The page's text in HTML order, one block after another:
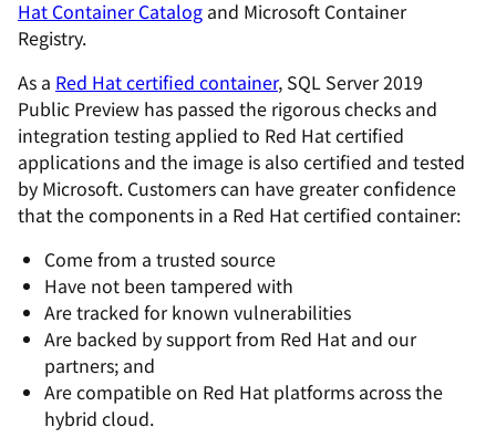
Hat Container Catalog and Microsoft Container
Registry.
As a Red Hat certified container, SQL Server 2019
Public Preview has passed the rigorous checks and
integration testing applied to Red Hat certified
applications and the image is also certified and tested
by Microsoft. Customers can have greater confidence
that the components in a Red Hat certified container:
Come from a trusted source
Have not been tampered with
Are tracked for known vulnerabilities
Are backed by support from Red Hat and our
partners; and
Are compatible on Red Hat platforms across the
hybrid cloud.